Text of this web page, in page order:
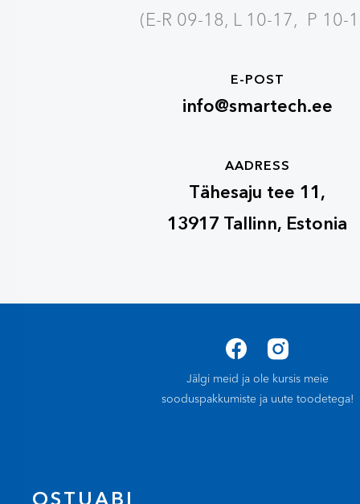
(E-R 09-18, L 10-17, P 10-
E-POST
info@smartech.ee
AADRESS
Tähesaju tee 11,
13917 Tallinn, Estonia
Jälgi meid ja ole kursis meie
sooduspakkumiste ja uute toodetega!
OSTUABI